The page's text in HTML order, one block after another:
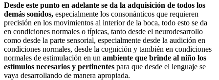
Desde este punto en adelante se da la adquisición de todos los
demás sonidos, especialmente los consonánticos que requieren
precisión en los movimientos al interior de la boca, todo esto se da
en condiciones normales o típicas, tanto desde el neurodesarrollo
como desde la parte sensorial, especialmente desde la audición en
condiciones normales, desde la cognición y también en condiciones
normales de estimulación en un ambiente que brinde al niño los
estímulos necesarios y pertinentes para que desde el lenguaje se
vaya desarrollando de manera apropiada.